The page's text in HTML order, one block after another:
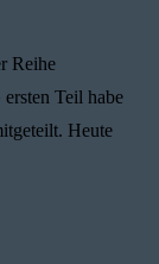
Reihe
Teil habe
Heute